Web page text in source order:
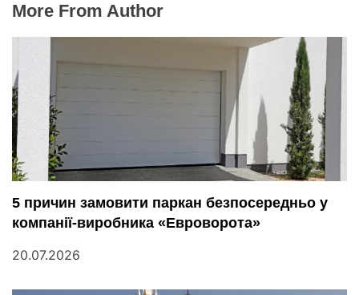
More From Author
5 причин замовити паркан безпосередньо у
компанії-виробника «Евроворота»
20.07.2026